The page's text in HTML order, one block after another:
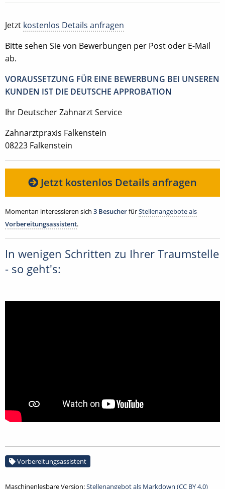
Jetzt kostenlos Details anfragen
Bitte sehen Sie von Bewerbungen per Post oder E-Mail
ab.
VORAUSSETZUNG FÜR EINE BEWERBUNG BEI UNSEREN
KUNDEN IST DIE DEUTSCHE APPROBATION
Ihr Deutscher Zahnarzt Service
Zahnarztpraxis Falkenstein
08223 Falkenstein
Jetzt kostenlos Details anfragen
Momentan interessieren sich 3 BesucherfürStellenangebote als
Vorbereitungsassistent.
In wenigen Schritten zu Ihrer Traumstelle
- so geht's:
Vorbereitungsassistent
Maschinenlesbare Version:Stellenangebot als Markdown (CC BY 4.0)